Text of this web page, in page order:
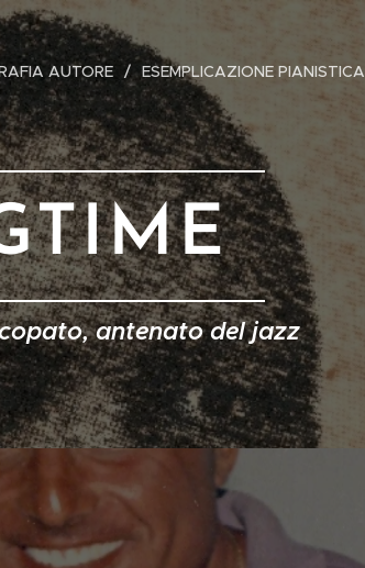
AUTORE ESEMPLICAZIONE PIANISTICA
antenato del jazz